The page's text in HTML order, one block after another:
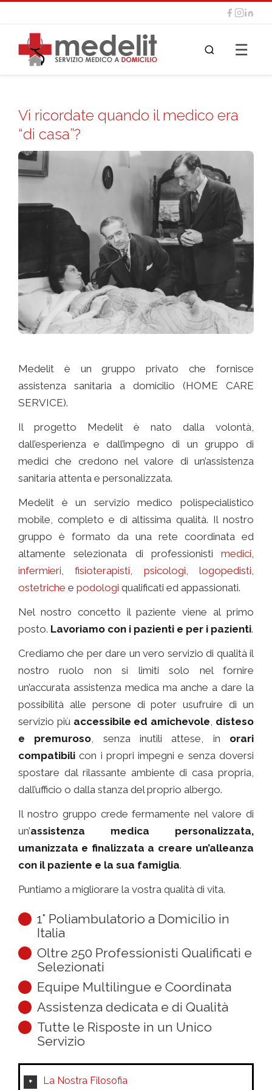
☰
Vi ricordate quando il medico era
“di casa”?
Medelit è un gruppo privato che fornisce
assistenza sanitaria a domicilio (HOME CARE
SERVICE).
Il progetto Medelit è nato dalla volontà,
dall’esperienza e dall’impegno di un gruppo di
medici che credono nel valore di un’assistenza
sanitaria attenta e personalizzata.
Medelit è un servizio medico polispecialistico
mobile, completo e di altissima qualità. Il nostro
gruppo è formato da una rete coordinata ed
altamente selezionata di professionisti medici,
infermieri,fisioterapisti, psicologi,logopedisti,
ostetriche e podologi qualificati ed appassionati.
Nel nostro concetto il paziente viene al primo
posto. Lavoriamo con i pazienti e per i pazienti.
Crediamo che per dare un vero servizio di qualità il
nostro ruolo non si limiti solo nel fornire
un’accurata assistenza medica ma anche a dare la
possibilità alle persone di poter usufruire di un
servizio più accessibile ed amichevole, disteso
e premuroso, senza inutili attese, in orari
compatibili con i propri impegni e senza doversi
spostare dal rilassante ambiente di casa propria,
dall’ufficio o dalla stanza del proprio albergo.
Il nostro gruppo crede fermamente nel valore di
un’assistenza medica personalizzata,
umanizzata e finalizzata a creare un’alleanza
con il paziente e la sua famiglia.
Puntiamo a migliorare la vostra qualità di vita.
1° Poliambulatorio a Domicilio in
Italia
Oltre 250 Professionisti Qualificati e
Selezionati
Equipe Multilingue e Coordinata
Assistenza dedicata e di Qualità
Tutte le Risposte in un Unico
Servizio
La Nostra Filosofia